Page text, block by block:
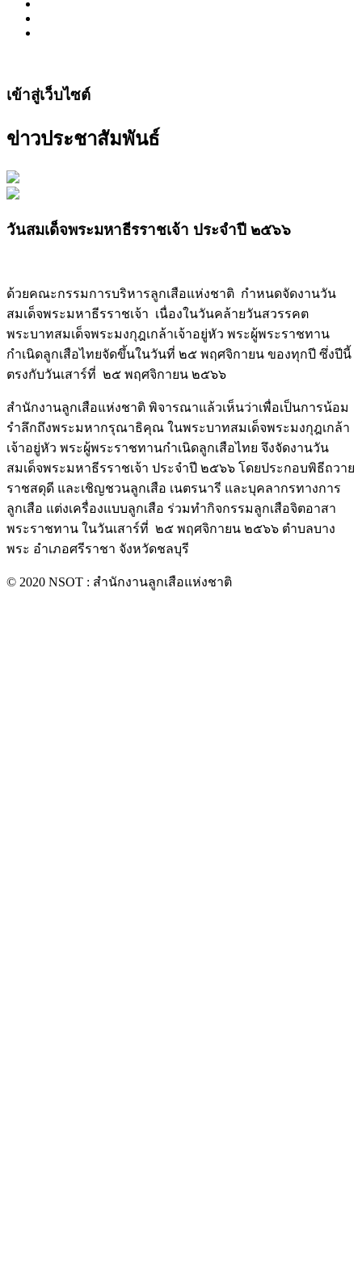
เข้าสู่เว็บไซต์
ข่าวประชาสัมพันธ์
วันสมเด็จพระมหาธีรราชเจ้า ประจำปี ๒๕๖๖
ด้วยคณะกรรมการบริหารลูกเสือแห่งชาติ กำหนดจัดงานวัน
สมเด็จพระมหาธีรราชเจ้า เนื่องในวันคล้ายวันสวรรคต
พระบาทสมเด็จพระมงกุฎเกล้าเจ้าอยู่หัว พระผู้พระราชทาน
กำเนิดลูกเสือไทยจัดขึ้นในวันที่ ๒๕ พฤศจิกายน ของทุกปี ซึ่งปีนี้
ตรงกับวันเสาร์ที่ ๒๕ พฤศจิกายน ๒๕๖๖
สำนักงานลูกเสือแห่งชาติ พิจารณาแล้วเห็นว่าเพื่อเป็นการน้อม
รำลึกถึงพระมหากรุณาธิคุณ ในพระบาทสมเด็จพระมงกุฎเกล้า
เจ้าอยู่หัว พระผู้พระราชทานกำเนิดลูกเสือไทย จึงจัดงานวัน
สมเด็จพระมหาธีรราชเจ้า ประจำปี ๒๕๖๖ โดยประกอบพิธีถวาย
ราชสดุดี และเชิญชวนลูกเสือ เนตรนารี และบุคลากรทางการ
ลูกเสือ แต่งเครื่องแบบลูกเสือ ร่วมทำกิจกรรมลูกเสือจิตอาสา
พระราชทาน ในวันเสาร์ที่ ๒๕ พฤศจิกายน ๒๕๖๖ ตำบลบาง
พระ อำเภอศรีราชา จังหวัดชลบุรี
© 2020 NSOT : สำนักงานลูกเสือแห่งชาติ